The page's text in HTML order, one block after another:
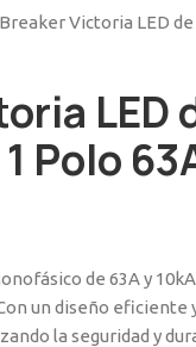
Victoria LED
LED
Polo
de 63A y
un diseño eficiente
la seguridad y